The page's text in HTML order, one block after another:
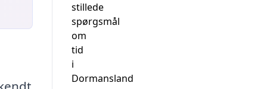
stillede
spørgsmål
om
tid
i
Dormansland